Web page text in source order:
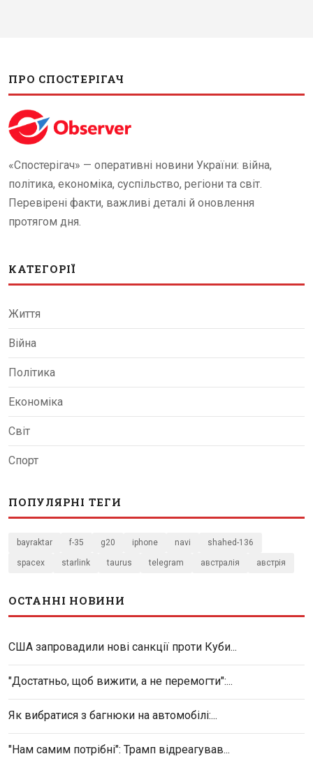
ПРО СПОСТЕРІГАЧ
«Спостерігач» — оперативні новини України: війна,
політика, економіка, суспільство, регіони та світ.
Перевірені факти, важливі деталі й оновлення
протягом дня.
КАТЕГОРІЇ
Життя
Війна
Політика
Економіка
Світ
Спорт
ПОПУЛЯРНІ ТЕГИ
bayraktar f-35 g20 iphone navi shahed-136
spacex starlink taurus telegram австралія австрія
ОСТАННІ НОВИНИ
США запровадили нові санкції проти Куби...
"Достатньо, щоб вижити, а не перемогти":...
Як вибратися з багнюки на автомобілі:...
"Нам самим потрібні": Трамп відреагував...